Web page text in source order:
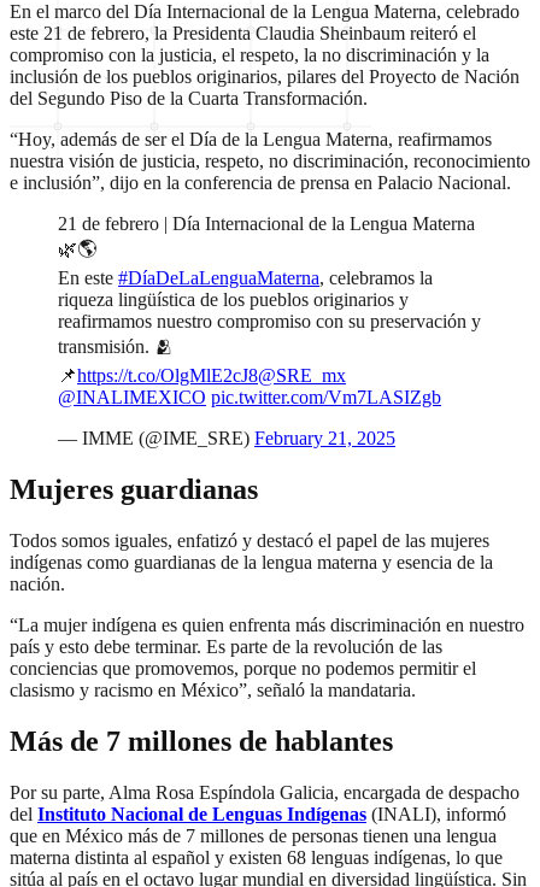
En el marco del Día Internacional de la Lengua Materna, celebrado
este 21 de febrero, la Presidenta Claudia Sheinbaum reiteró el
compromiso con la justicia, el respeto, la no discriminación y la
inclusión de los pueblos originarios, pilares del Proyecto de Nación
del Segundo Piso de la Cuarta Transformación.
“Hoy, además de ser el Día de la Lengua Materna, reafirmamos
nuestra visión de justicia, respeto, no discriminación, reconocimiento
e inclusión”, dijo en la conferencia de prensa en Palacio Nacional.
21 de febrero | Día Internacional de la Lengua Materna
🌿🌎
En este #DíaDeLaLenguaMaterna, celebramos la
riqueza lingüística de los pueblos originarios y
reafirmamos nuestro compromiso con su preservación y
transmisión. 🫂
📌https://t.co/OlgMlE2cJ8@SRE_mx
@INALIMEXICO pic.twitter.com/Vm7LASIZgb
— IMME (@IME_SRE) February 21, 2025
Mujeres guardianas
Todos somos iguales, enfatizó y destacó el papel de las mujeres
indígenas como guardianas de la lengua materna y esencia de la
nación.
“La mujer indígena es quien enfrenta más discriminación en nuestro
país y esto debe terminar. Es parte de la revolución de las
conciencias que promovemos, porque no podemos permitir el
clasismo y racismo en México”, señaló la mandataria.
Más de 7 millones de hablantes
Por su parte, Alma Rosa Espíndola Galicia, encargada de despacho
del Instituto Nacional de Lenguas Indígenas (INALI), informó
que en México más de 7 millones de personas tienen una lengua
materna distinta al español y existen 68 lenguas indígenas, lo que
sitúa al país en el octavo lugar mundial en diversidad lingüística. Sin